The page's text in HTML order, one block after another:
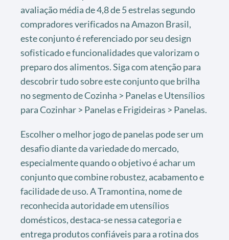
avaliação média de 4,8 de 5 estrelas segundo
compradores verificados na Amazon Brasil,
este conjunto é referenciado por seu design
sofisticado e funcionalidades que valorizam o
preparo dos alimentos. Siga com atenção para
descobrir tudo sobre este conjunto que brilha
no segmento de Cozinha > Panelas e Utensílios
para Cozinhar > Panelas e Frigideiras > Panelas.
Escolher o melhor jogo de panelas pode ser um
desafio diante da variedade do mercado,
especialmente quando o objetivo é achar um
conjunto que combine robustez, acabamento e
facilidade de uso. A Tramontina, nome de
reconhecida autoridade em utensílios
domésticos, destaca-se nessa categoria e
entrega produtos confiáveis para a rotina dos